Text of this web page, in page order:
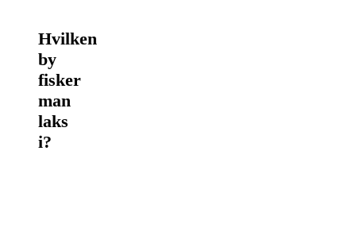
Hvilken
by
fisker
man
laks
i?